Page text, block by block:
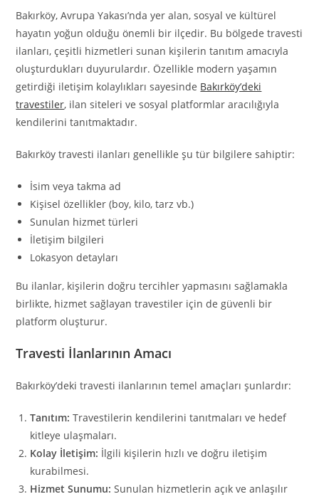
Bakırköy, Avrupa Yakası’nda yer alan, sosyal ve kültürel
hayatın yoğun olduğu önemli bir ilçedir. Bu bölgede travesti
ilanları, çeşitli hizmetleri sunan kişilerin tanıtım amacıyla
oluşturdukları duyurulardır. Özellikle modern yaşamın
getirdiği iletişim kolaylıkları sayesinde Bakırköy’deki
travestiler, ilan siteleri ve sosyal platformlar aracılığıyla
kendilerini tanıtmaktadır.
Bakırköy travesti ilanları genellikle şu tür bilgilere sahiptir:
İsim veya takma ad
Kişisel özellikler (boy, kilo, tarz vb.)
Sunulan hizmet türleri
İletişim bilgileri
Lokasyon detayları
Bu ilanlar, kişilerin doğru tercihler yapmasını sağlamakla
birlikte, hizmet sağlayan travestiler için de güvenli bir
platform oluşturur.
Travesti İlanlarının Amacı
Bakırköy’deki travesti ilanlarının temel amaçları şunlardır:
Tanıtım: Travestilerin kendilerini tanıtmaları ve hedef
kitleye ulaşmaları.
Kolay İletişim: İlgili kişilerin hızlı ve doğru iletişim
kurabilmesi.
Hizmet Sunumu: Sunulan hizmetlerin açık ve anlaşılır